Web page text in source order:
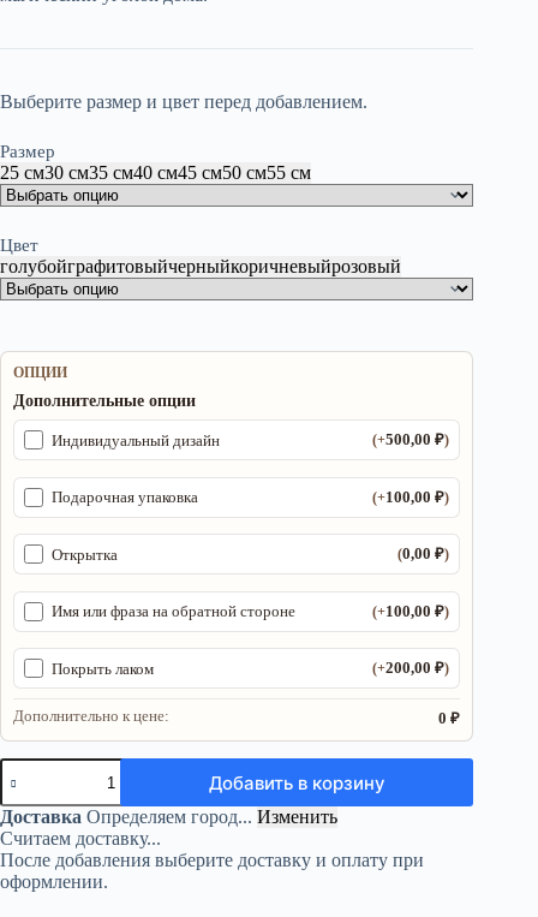
Выберите размер и цвет перед добавлением.
Размер
25 см30 см35 см40 см45 см50 см55 см
Цвет
голубойграфитовыйчерныйкоричневыйрозовый
ОПЦИИ
Дополнительные опции
Индивидуальный дизайн (+500,00₽)
Подарочная упаковка (+100,00₽)
Открытка (0,00₽)
Имя или фраза на обратной стороне (+100,00₽)
Покрыть лаком (+200,00₽)
Дополнительно к цене: 0 ₽
Количество
товара
Волшебная
полка
«Лунная
кошка»
для
Добавить в корзину
Доставка Определяем город... Изменить
Считаем доставку...
После добавления выберите доставку и оплату при
оформлении.